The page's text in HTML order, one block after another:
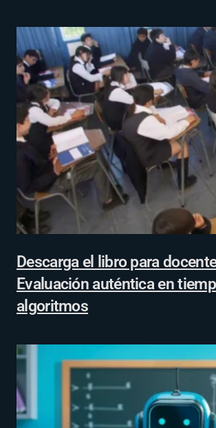
Descarga el libro para
Evaluación auténtica en
algoritmos